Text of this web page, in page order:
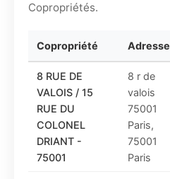
Copropriétés.
Copropriété Adresse
8 RUE DE
VALOIS / 15
RUE DU
COLONEL
DRIANT -
75001
8 r de
valois
75001
Paris,
75001
Paris